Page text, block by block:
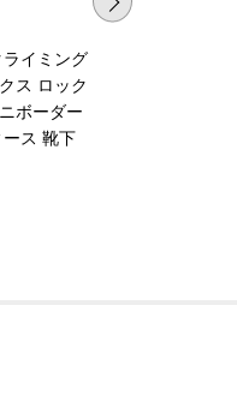
イミング
ス ロック
ボーダー
ース 靴下